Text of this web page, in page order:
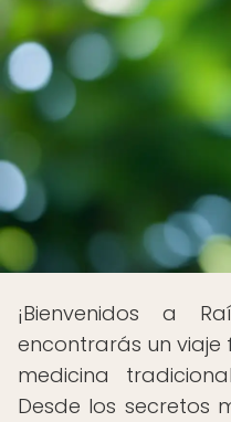
¡Bienvenidos a
encontrarás un
medicina
Desde los secretos